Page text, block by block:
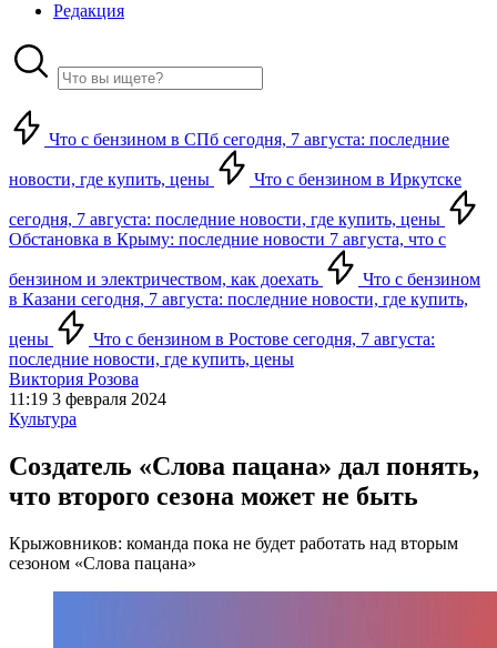
Редакция
Что с бензином в СПб сегодня, 7 августа: последние
новости, где купить, цены Что с бензином в Иркутске
сегодня, 7 августа: последние новости, где купить, цены
Обстановка в Крыму: последние новости 7 августа, что с
бензином и электричеством, как доехать
Что с бензином
в Казани сегодня, 7 августа: последние новости, где купить,
цены
Что с бензином в Ростове сегодня, 7 августа:
последние новости, где купить, цены
Виктория Розова
11:19 3 февраля 2024
Культура
Создатель «Слова пацана» дал понять,
что второго сезона может не быть
Крыжовников: команда пока не будет работать над вторым
сезоном «Слова пацана»